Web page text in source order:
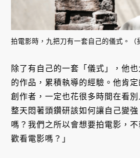
拍電影時，九把刀有一套自己的儀式。（
除了有自己的一套「儀式」，他
的作品，累積執導的經驗。他肯
創作者，一定也花很多時間在看
整天悶著頭鑽研該如何讓自己變
嗎？我們之所以會想要拍電影，
歡看電影嗎？」